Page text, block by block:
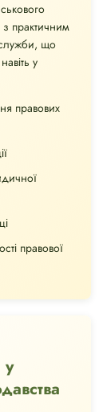
практичним
служби, що
у
правових
правової
у